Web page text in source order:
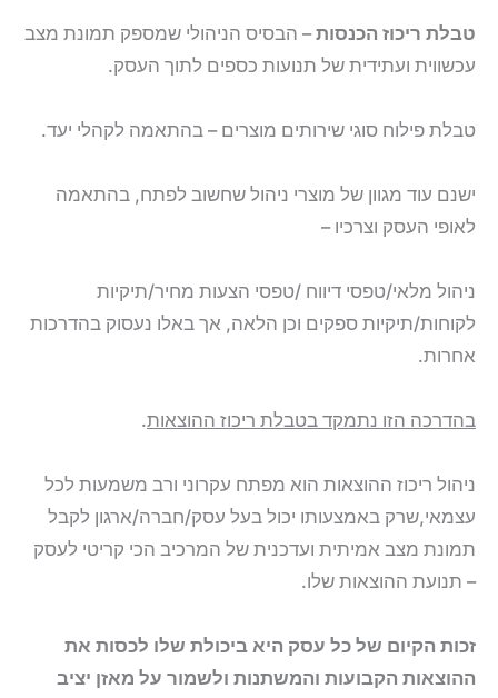
טבלת ריכוז הכנסות– הבסיס הניהולי שמספק תמונת מצב
עכשווית ועתידית של תנועות כספים לתוך העסק.
טבלת פילוח סוגי שירותים מוצרים – בהתאמה לקהלי יעד.
ישנם עוד מגוון של מוצרי ניהול שחשוב לפתח, בהתאמה
לאופי העסק וצרכיו –
ניהול מלאי/טפסי דיווח /טפסי הצעות מחיר/תיקיות
לקוחות/תיקיות ספקים וכן הלאה, אך באלו נעסוק בהדרכות
אחרות.
בהדרכה הזו נתמקד בטבלת ריכוז ההוצאות.
ניהול ריכוז ההוצאות הוא מפתח עקרוני ורב משמעות לכל
עצמאי,שרק באמצעותו יכול בעל עסק/חברה/ארגון לקבל
תמונת מצב אמיתית ועדכנית של המרכיב הכי קריטי לעסק
– תנועת ההוצאות שלו.
זכות הקיום של כל עסק היא ביכולת שלו לכסות את
ההוצאות הקבועות והמשתנות ולשמור על מאזן יציב